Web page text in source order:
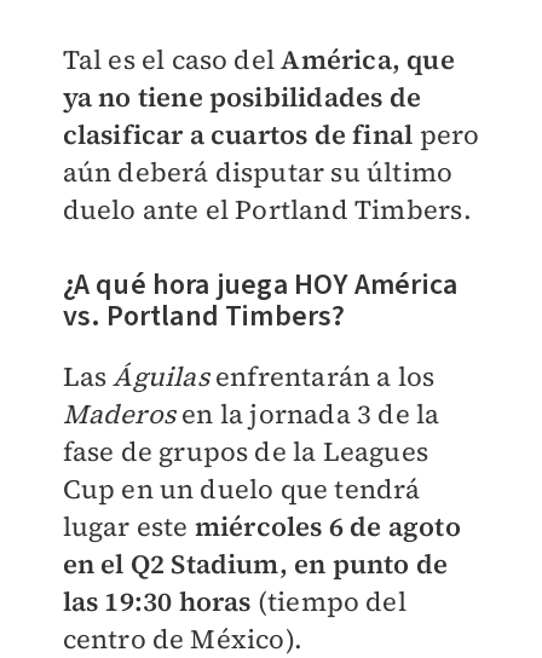
Tal es el caso delAmérica, que
ya no tiene posibilidades de
clasificar a cuartos de final pero
aún deberá disputar su último
duelo ante el Portland Timbers.
¿A qué hora juega HOY América
vs. Portland Timbers?
LasÁguilasenfrentarán a los
Maderosen la jornada 3 de la
fase de grupos de la Leagues
Cup en un duelo que tendrá
lugar este miércoles 6 de agoto
en el Q2 Stadium, en punto de
las 19:30 horas (tiempo del
centro de México).